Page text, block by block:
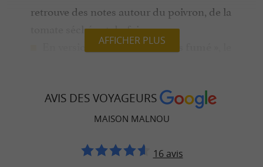
retrouve des notes autour du poivron, de la
tomate séchée et du foin.
« Piment Béarnais fumé »
boisées, de réglisse et de céréales grillées.
Ces piments, proposés en poudre, gelées ou
sous forme de confits, deviennent des
compagnons de choix pour sublimer les
AFFICHER PLUS
AVIS DES VOYAGEURS
MAISON MALNOU
16 avis